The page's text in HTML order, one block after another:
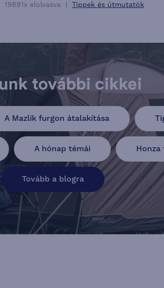
19891x elolvasva Tippek és útmutatók
további cikkei
A Mazlik furgon átalakítása
A hónap témái Honza
Tovább a blogra